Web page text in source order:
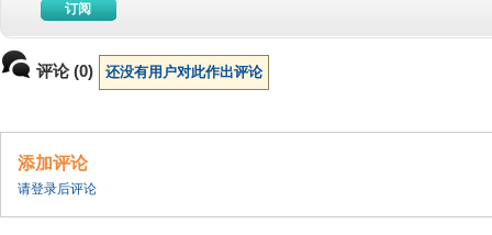
订阅
评论 (0) 还没有用户对此作出评论
添加评论
请登录后评论